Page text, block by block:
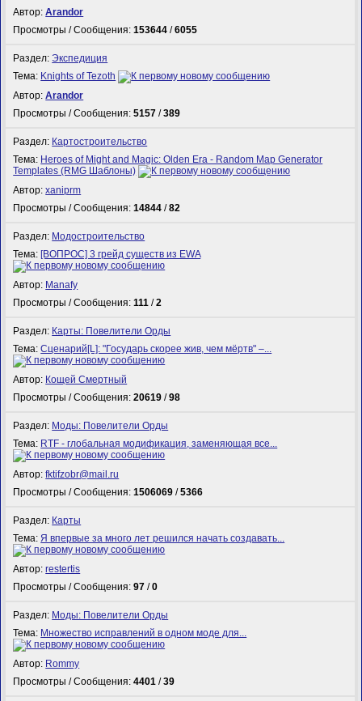
Автор:Arandor
Просмотры / Сообщения:153644 /6055
Раздел:Экспедиция
Тема: Knights of Tezoth
Автор:Arandor
Просмотры / Сообщения:5157 /389
Раздел: Картостроительство
Тема: Heroes of Might and Magic: Olden Era - Random Map Generator
Templates (RMG Шаблоны)
Автор:xaniprm
Просмотры / Сообщения:14844 /82
Раздел: Модостроительство
Тема: [ВОПРОС] 3 грейд существ из EWA
Автор: Manafy
Просмотры / Сообщения:111 /2
Раздел: Карты: Повелители Орды
Тема:Сценарий[L]: "Государь скорее жив, чем мёртв" –...
Автор: Кощей Смертный
Просмотры / Сообщения:20619 /98
Раздел: Моды: Повелители Орды
Тема: RTF - глобальная модификация, заменяющая все...
Автор:fktifzobr@mail.ru
Просмотры / Сообщения:1506069 /5366
Раздел: Карты
Тема:Я впервые за много лет решился начать создавать...
Автор:restertis
Просмотры / Сообщения:97 /0
Раздел: Моды: Повелители Орды
Тема: Множество исправлений в одном моде для...
Автор: Rommy
Просмотры / Сообщения:4401 /39